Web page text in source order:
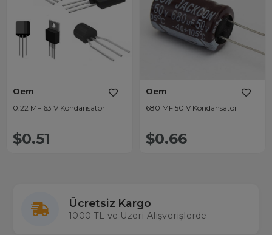
Oem
0.22 MF 63 V Kondansatör
$0.51
Oem
680 MF 50 V Kondansatör
$0.66
Ücretsiz Kargo
1000 TL ve Üzeri Alışverişlerde